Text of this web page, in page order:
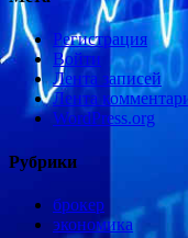
Регистрация
Войти
Лента записей
Лента
WordPress.org
Рубрики
брокер
экономика